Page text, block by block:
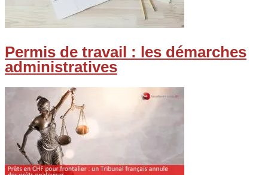
Permis de travail : les démarches
administratives